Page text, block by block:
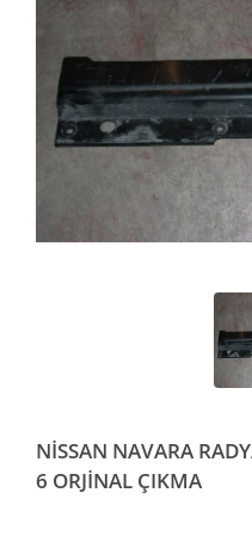
NİSSAN NAVARA
6 ORJİNAL ÇIKMA